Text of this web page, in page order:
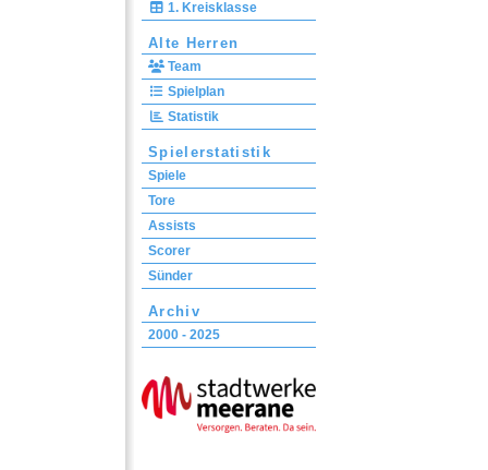
1. Kreisklasse
Alte Herren
Team
Spielplan
Statistik
Spielerstatistik
Spiele
Tore
Assists
Scorer
Sünder
Archiv
2000 - 2025